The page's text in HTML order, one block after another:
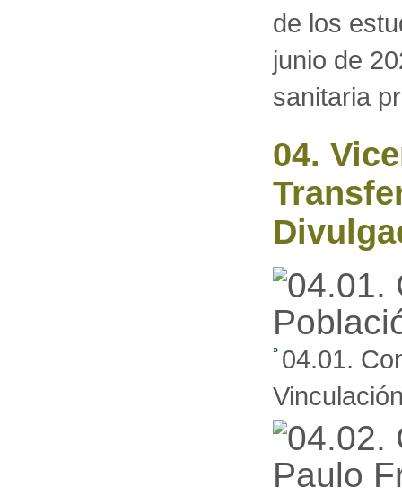
de los
junio de
sanitaria
04.
04.01.